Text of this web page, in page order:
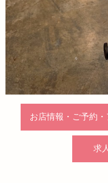
お店情報・ご予約
求